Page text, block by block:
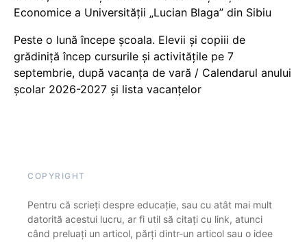
Economice a Universității „Lucian Blaga” din Sibiu
Peste o lună începe școala. Elevii și copiii de
grădiniță încep cursurile și activitățile pe 7
septembrie, după vacanța de vară / Calendarul anului
școlar 2026-2027 și lista vacanțelor
COPYRIGHT
Pentru că scrieți despre educație, sau cu atât mai mult
datorită acestui lucru, ar fi util să citați cu link, atunci
când preluați un articol, părți dintr-un articol sau o idee